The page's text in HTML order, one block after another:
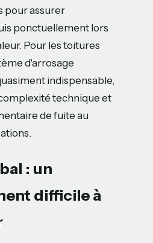
pour assurer
ponctuellement lors
Pour les toitures
d'arrosage
indispensable,
technique et
de fuite au
: un
difficile à